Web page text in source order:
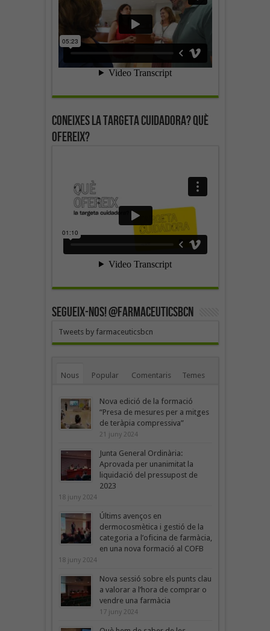
Coneixes la targeta cuidadora? Què
ofereix?
SEGUEIX-NOS! @farmaceuticsbcn
Tweets by farmaceuticsbcn
Nous Popular Comentaris Temes
Nova edició de la formació
“Presa de mesures per a mitges
de teràpia compressiva”
21 juny 2024
Junta General Ordinària:
Aprovada per unanimitat la
liquidació del pressupost de
2023
18 juny 2024
Últims avenços en
dermocosmètica i gestió de la
categoria a l’oficina de farmàcia,
en una nova formació al COFB
18 juny 2024
Nova sessió sobre els punts clau
a valorar a l’hora de comprar o
vendre una farmàcia
17 juny 2024